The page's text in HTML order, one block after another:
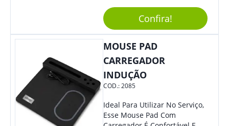
Conforto Ao Utilizá-Lo. Com
Entrada Para Mini Sd Cartão
De Memória, Bateria Interna
Recarregável E Botões De
Volume, Avanço, Retrocesso E
Para Atender Ligações, O
Brinde Ainda É Compatível
Com Diversos Aparelhos.
Demais, Não É?! O Design
Mais Charme, O Que
Certamente Agregará Grande
Confira!
MOUSE PAD
CARREGADOR
INDUÇÃO
COD.:2085
Ideal Para Utilizar No Serviço,
Esse Mouse Pad Com